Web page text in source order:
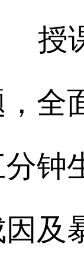
课
，全
分钟
因及